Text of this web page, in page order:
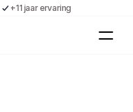
+11 jaar ervaring